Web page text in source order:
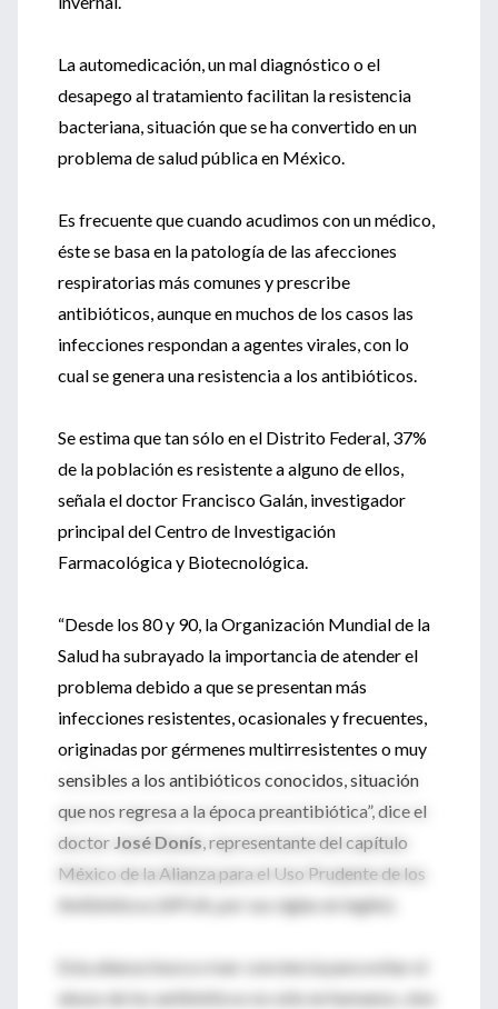
La automedicación, un mal diagnóstico o el
desapego al tratamiento facilitan la resistencia
bacteriana, situación que se ha convertido en un
problema de salud pública en México.
Es frecuente que cuando acudimos con un médico,
éste se basa en la patología de las afecciones
respiratorias más comunes y prescribe
antibióticos, aunque en muchos de los casos las
infecciones respondan a agentes virales, con lo
cual se genera una resistencia a los antibióticos.
Se estima que tan sólo en el Distrito Federal, 37%
de la población es resistente a alguno de ellos,
señala el doctor Francisco Galán, investigador
principal del Centro de Investigación
Farmacológica y Biotecnológica.
“Desde los 80 y 90, la Organización Mundial de la
Salud ha subrayado la importancia de atender el
problema debido a que se presentan más
infecciones resistentes, ocasionales y frecuentes,
originadas por gérmenes multirresistentes o muy
sensibles a los antibióticos conocidos, situación
que nos regresa a la época preantibiótica”, dice el
doctor José Donís, representante del capítulo
México de la Alianza para el Uso Prudente de los
Antibióticos (APUA, por sus siglas en inglés).
Esta alianza busca crear conciencia para evitar el
abuso de los antibióticos no sólo en humanos, sino